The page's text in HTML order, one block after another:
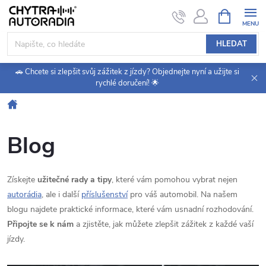
Přejít
obsah
HLEDAT
NÁKUPNÍ
KOŠÍK
🚗 Chcete si zlepšit svůj zážitek z jízdy? Objednejte nyní a užijte si
rychlé doručení! 🌟
Blog
Získejte užitečné rady a tipy, které vám pomohou vybrat nejen
autorádia, ale i další příslušenstvípro váš automobil. Na našem
blogu najdete praktické informace, které vám usnadní rozhodování.
Připojte se k nám a zjistěte, jak můžete zlepšit zážitek z každé vaší
jízdy.